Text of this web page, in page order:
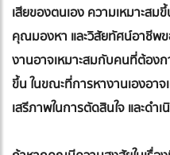
เสียของตนเอง ความเหมาะส
คุณมองหา และวิสัยทัศน์อาชีพ
งานอาจเหมาะสมกับคนที่ต้องก
ขึ้น ในขณะที่การหางานเองอา
เสรีภาพในการตัดสินใจ และดำ